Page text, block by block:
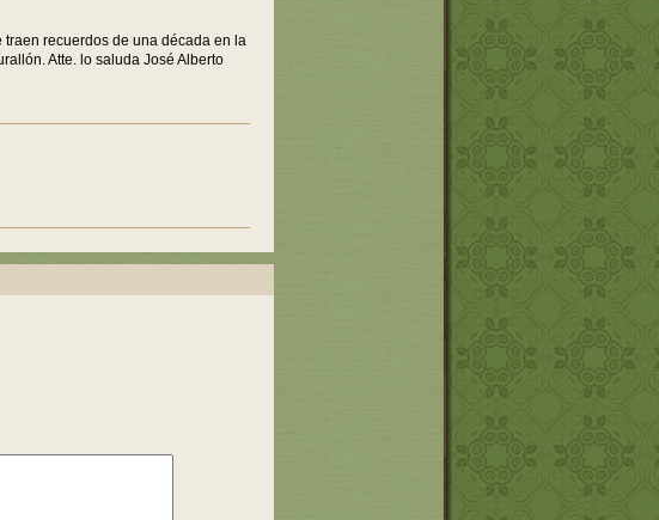
traen recuerdos de una década en la
Atte. lo saluda José Alberto